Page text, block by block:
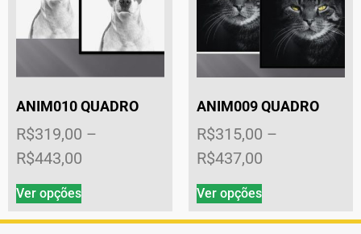
ANIM010 QUADRO
R$319,00 –
R$443,00
Ver opções
ANIM009 QUADRO
R$315,00 –
R$437,00
Ver opções